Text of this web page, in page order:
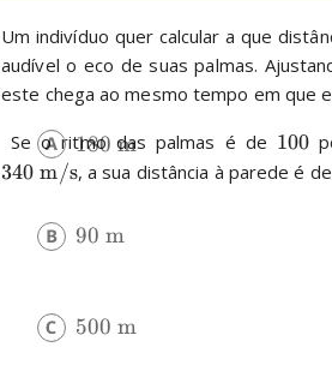
Um indivíduo quer calcular a que
audível o eco de suas palmas.
este chega ao mesmo tempo em que
Se o ritmo das palmas é de 100
340 m/s, a sua distância à parede é
180 m
90 m
500 m